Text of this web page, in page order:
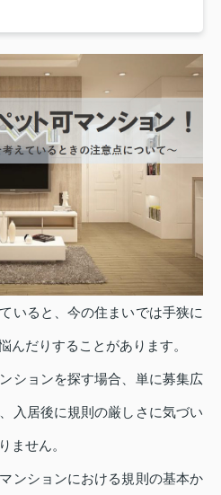
いると、今の住まいでは手狭に
んだりすることがあります。
ションを探す場合、単に募集広
入居後に規則の厳しさに気づい
ません。
ンションにおける規則の基本か